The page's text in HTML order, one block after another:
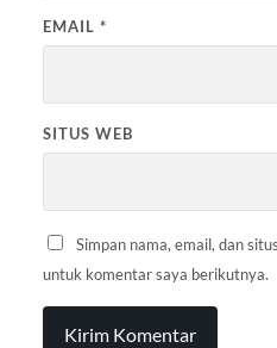
EMAIL *
SITUS WEB
Simpan nama, email, dan
untuk komentar saya berikutnya.